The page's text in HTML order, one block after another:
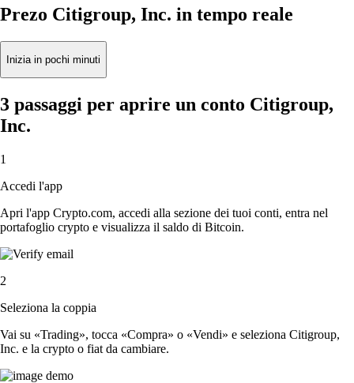
Prezo Citigroup, Inc. in tempo reale
Inizia in pochi minuti
3 passaggi per aprire un conto Citigroup,
Inc.
1
Accedi l'app
Apri l'app Crypto.com, accedi alla sezione dei tuoi conti, entra nel
portafoglio crypto e visualizza il saldo di Bitcoin.
2
Seleziona la coppia
Vai su «Trading», tocca «Compra» o «Vendi» e seleziona Citigroup,
Inc. e la crypto o fiat da cambiare.